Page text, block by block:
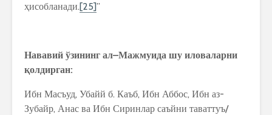
ҳисобланади.[25]”
Нававий ўзининг ал–Мажмуида шу иловаларни
қолдирган:
Ибн Масъуд, Убайй б. Каъб, Ибн Аббос, Ибн аз-
Зубайр, Анас ва Ибн Сиринлар саъйни таваттуъ/